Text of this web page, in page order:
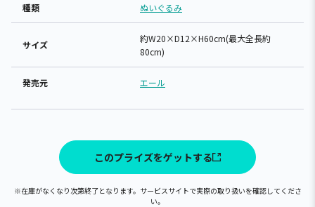
種類 ぬいぐるみ
サイズ
約W20×D12×H60cm(最大全長約
80cm)
発売元 エール
このプライズをゲットする
※在庫がなくなり次第終了となります。サービスサイトで実際の取り扱いを確認してくださ
い。